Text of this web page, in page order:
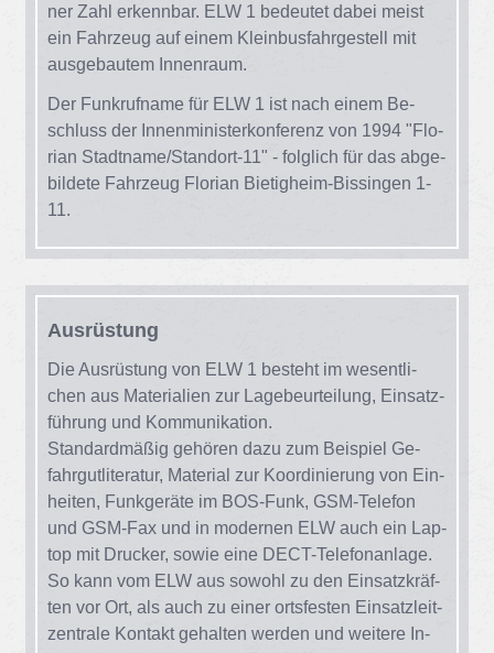
ner Zahl er­kenn­bar. ELW 1 be­deu­tet da­bei meist
ein Fahr­zeug auf ei­nem Klein­bus­fahr­ge­stell mit
aus­ge­bau­tem In­nen­raum.
Der Funk­ruf­na­me für ELW 1 ist nach ei­nem Be­
schluss der In­nen­mi­nis­ter­kon­fe­renz von 1994 "Flo­
ri­an Stadt­na­me/​Stand­ort-11" - folg­lich für das ab­ge­
bil­de­te Fahr­zeug Flo­ri­an Bie­tig­heim-Bis­sin­gen 1-
11.
Aus­rüs­tung
Die Aus­rüs­tung von ELW 1 be­steht im we­sent­li­
chen aus Ma­te­ria­li­en zur La­ge­be­ur­tei­lung, Ein­satz­
füh­rung und Kom­mu­ni­ka­ti­on.
Stan­dard­mä­ßig ge­hö­ren dazu zum Bei­spiel Ge­
fahr­gut­li­te­ra­tur, Ma­te­ri­al zur Ko­or­di­nie­rung von Ein­
hei­ten, Funk­ge­rä­te im BOS-Funk, GSM-Te­le­fon
und GSM-Fax und in mo­der­nen ELW auch ein Lap­
top mit Dru­cker, so­wie eine DECT-Te­le­fon­an­la­ge.
So kann vom ELW aus so­wohl zu den Ein­satz­kräf­
ten vor Ort, als auch zu ei­ner orts­fes­ten Ein­satz­leit­
zen­tra­le Kon­takt ge­hal­ten wer­den und wei­te­re In­